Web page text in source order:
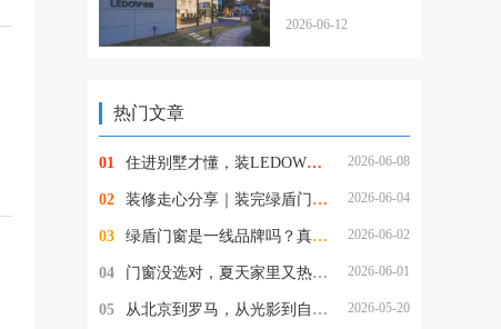
2026-06-12
热门文章
01 住进别墅才懂，装LEDOW绿盾全景落地窗，才是装修最明智的决定 2026-06-08
02 装修走心分享｜装完绿盾门窗，终于告别甲醛与擦窗的烦恼 2026-06-04
03 绿盾门窗是一线品牌吗？真实档次究竟如何？ 2026-06-02
04 门窗没选对，夏天家里又热又潮还招蚊！绿盾门窗一站式解决所有烦恼 2026-06-01
05 从北京到罗马，从光影到自洁净醛：绿盾门窗2026的品牌跃迁与美学破局 2026-05-20